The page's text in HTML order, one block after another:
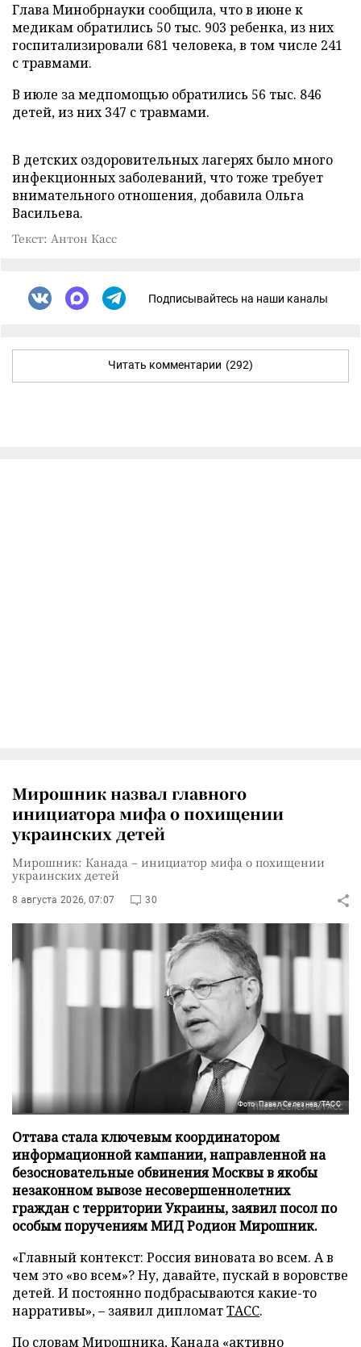
Глава Минобрнауки сообщила, что в июне к
медикам обратились 50 тыс. 903 ребенка, из них
госпитализировали 681 человека, в том числе 241
с травмами.
В июле за медпомощью обратились 56 тыс. 846
детей, из них 347 с травмами.
В детских оздоровительных лагерях было много
инфекционных заболеваний, что тоже требует
внимательного отношения, добавила Ольга
Васильева.
Текст: Антон Касс
Подписывайтесь на наши каналы
Читать комментарии (292)
Мирошник назвал главного
инициатора мифа о похищении
украинских детей
Мирошник: Канада – инициатор мифа о похищении
украинских детей
8 августа 2026, 07:07 30
Фото: Павел Селезнев/ТАСС
Оттава стала ключевым координатором
информационной кампании, направленной на
безосновательные обвинения Москвы в якобы
незаконном вывозе несовершеннолетних
граждан с территории Украины, заявил посол по
особым поручениям МИД Родион Мирошник.
«Главный контекст: Россия виновата во всем. А в
чем это «во всем»? Ну, давайте, пускай в воровстве
детей. И постоянно подбрасываются какие-то
нарративы», – заявил дипломатТАСС.
По словам Мирошника, Канада «активно